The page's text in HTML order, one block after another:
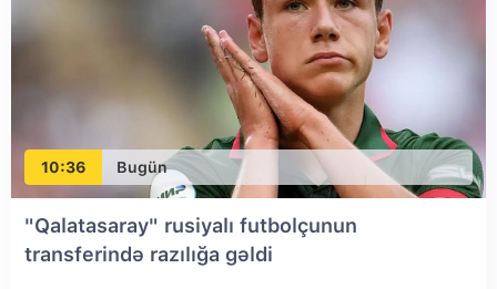
10:36 Bugün
"Qalatasaray" rusiyalı futbolçunun
transferində razılığa gəldi